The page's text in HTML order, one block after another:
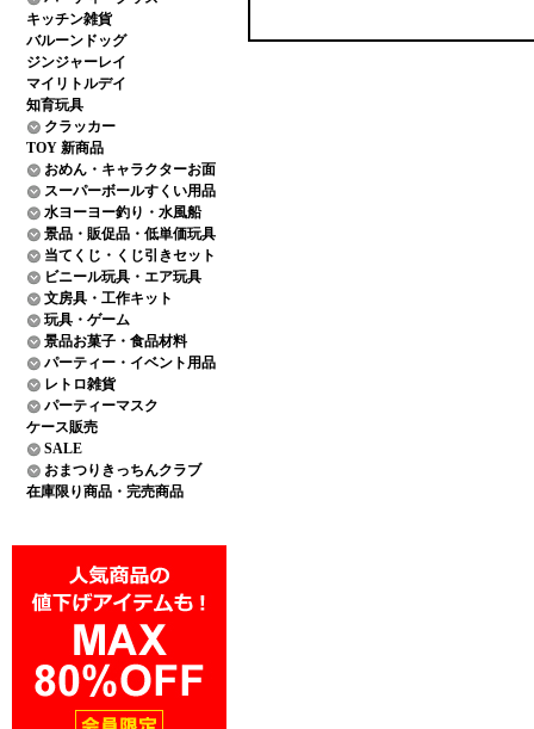
キッチン雑貨
バルーンドッグ
ジンジャーレイ
マイリトルデイ
知育玩具
クラッカー
TOY 新商品
おめん・キャラクターお面
スーパーボールすくい用品
水ヨーヨー釣り・水風船
景品・販促品・低単価玩具
当てくじ・くじ引きセット
ビニール玩具・エア玩具
文房具・工作キット
玩具・ゲーム
景品お菓子・食品材料
パーティー・イベント用品
レトロ雑貨
パーティーマスク
ケース販売
SALE
おまつりきっちんクラブ
在庫限り商品・完売商品